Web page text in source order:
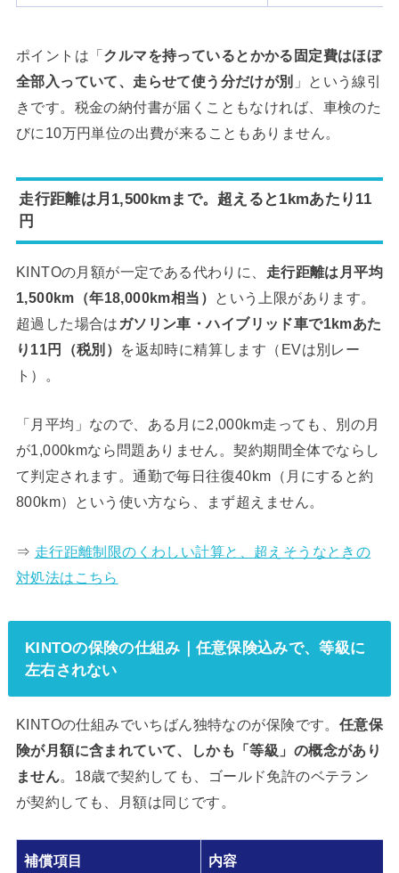
ポイントは「クルマを持っているとかかる固定費はほぼ
全部入っていて、走らせて使う分だけが別 」という線引
きです。税金の納付書が届くこともなければ、車検のた
びに10万円単位の出費が来ることもありません。
走行距離は月1,500kmまで。超えると1kmあたり11
円
KINTOの月額が一定である代わりに、 走行距離は月平均
1,500km（年18,000km相当）
という上限があります。
超過した場合は ガソリン車・ハイブリッド車で1kmあた
り11円（税別） を返却時に精算します（EVは別レー
ト）。
「月平均」なので、ある月に2,000km走っても、別の月
が1,000kmなら問題ありません。契約期間全体でならし
て判定されます。通勤で毎日往復40km（月にすると約
800km）という使い方なら、まず超えません。
⇒ 走行距離制限のくわしい計算と、超えそうなときの
対処法はこちら
KINTOの保険の仕組み｜任意保険込みで、等級に
左右されない
KINTOの仕組みでいちばん独特なのが保険です。 任意保
険が月額に含まれていて、しかも「等級」の概念があり
ません。18歳で契約しても、ゴールド免許のベテラン
が契約しても、月額は同じです。
補償項目 内容